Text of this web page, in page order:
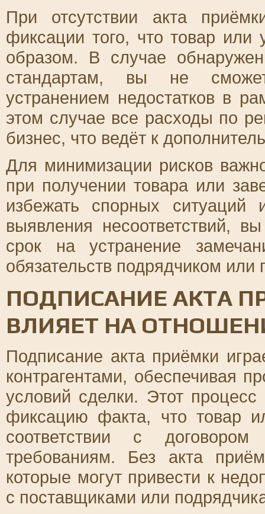
При отсутствии акта
фиксации того, что товар
образом. В случае
стандартам, вы не
устранением недостатков в
этом случае все расходы по
бизнес, что ведёт к
Для минимизации рисков
при получении товара или
избежать спорных
выявления несоответствий,
срок на устранение
обязательств подрядчиком или
ПОДПИСАНИЕ АКТА
ВЛИЯЕТ НА
Подписание акта приёмки
контрагентами, обеспечивая
условий сделки. Этот
фиксацию факта, что товар
соответствии с
требованиям. Без акта
которые могут привести к
с поставщиками или